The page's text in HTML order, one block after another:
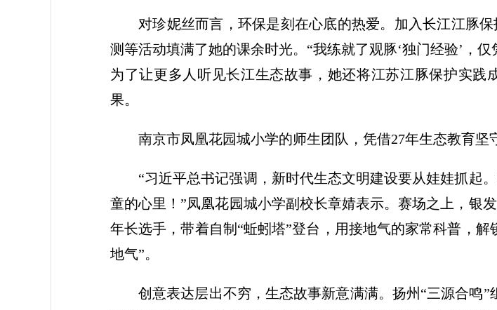
对珍妮丝而言，环保是刻在心底的热爱。加入长江江豚
测等活动填满了她的课余时光。“我练就了观豚‘独门经验’，
为了让更多人听见长江生态故事，她还将江苏江豚保护实
果。
南京市凤凰花园城小学的师生团队，凭借27年生态教育坚
“习近平总书记强调，新时代生态文明建设要从娃娃抓
童的心里！”凤凰花园城小学副校长章婧表示。赛场之上，银
年长选手，带着自制“蚯蚓塔”登台，用接地气的家常科普，
地气”。
创意表达层出不穷，生态故事新意满满。扬州“三源合鸣